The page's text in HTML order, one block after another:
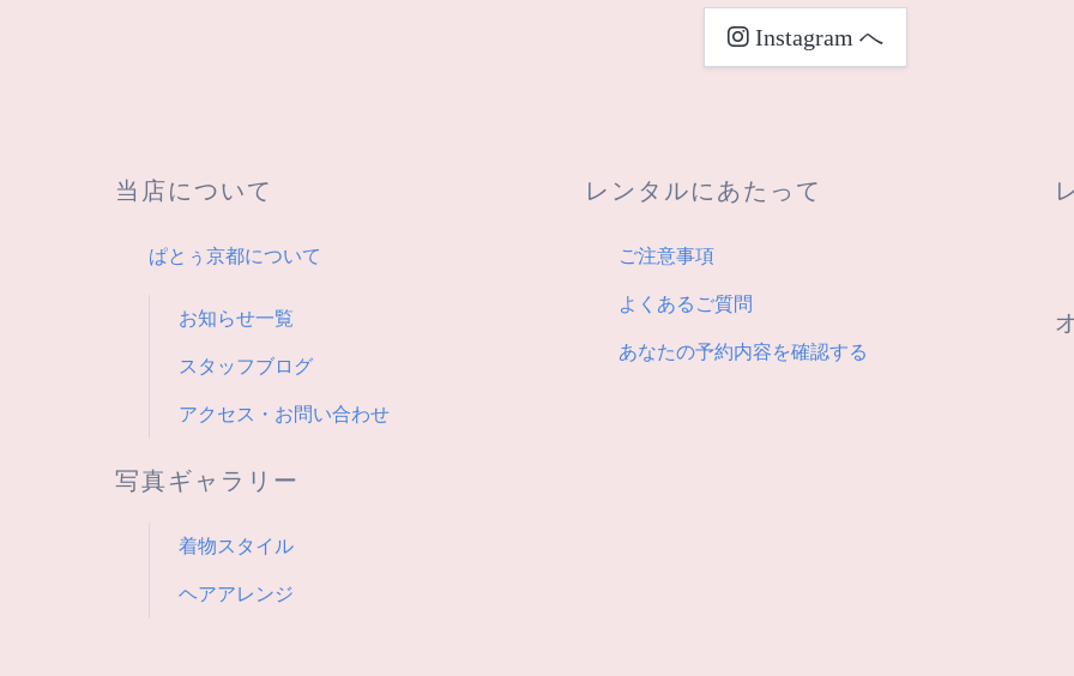
Instagram へ
当店について
ぱとぅ京都について
お知らせ一覧
スタッフブログ
アクセス・お問い合わせ
写真ギャラリー
着物スタイル
ヘアアレンジ
レンタルにあたって
ご注意事項
よくあるご質問
あなたの予約内容を確認する